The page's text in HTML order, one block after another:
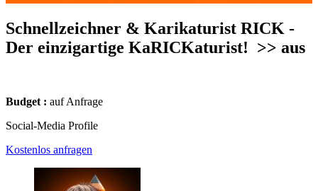
Schnellzeichner & Karikaturist RICK -
Der einzigartige KaRICKaturist! >> aus
Budget : auf Anfrage
Social-Media Profile
Kostenlos anfragen